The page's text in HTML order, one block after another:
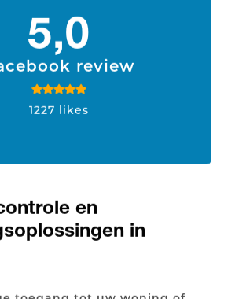
5,0
review
1227 likes
en
in